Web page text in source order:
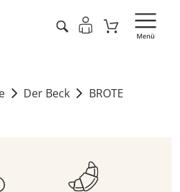
Der Beck
BROTE